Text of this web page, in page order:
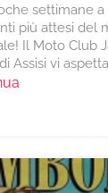
settimane
più attesi del
Il Moto Club
Assisi vi